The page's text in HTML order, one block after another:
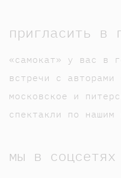
пригласить в
«самокат» у вас в
встречи с авторами
московское и
спектакли по нашим
мы в соцсетях